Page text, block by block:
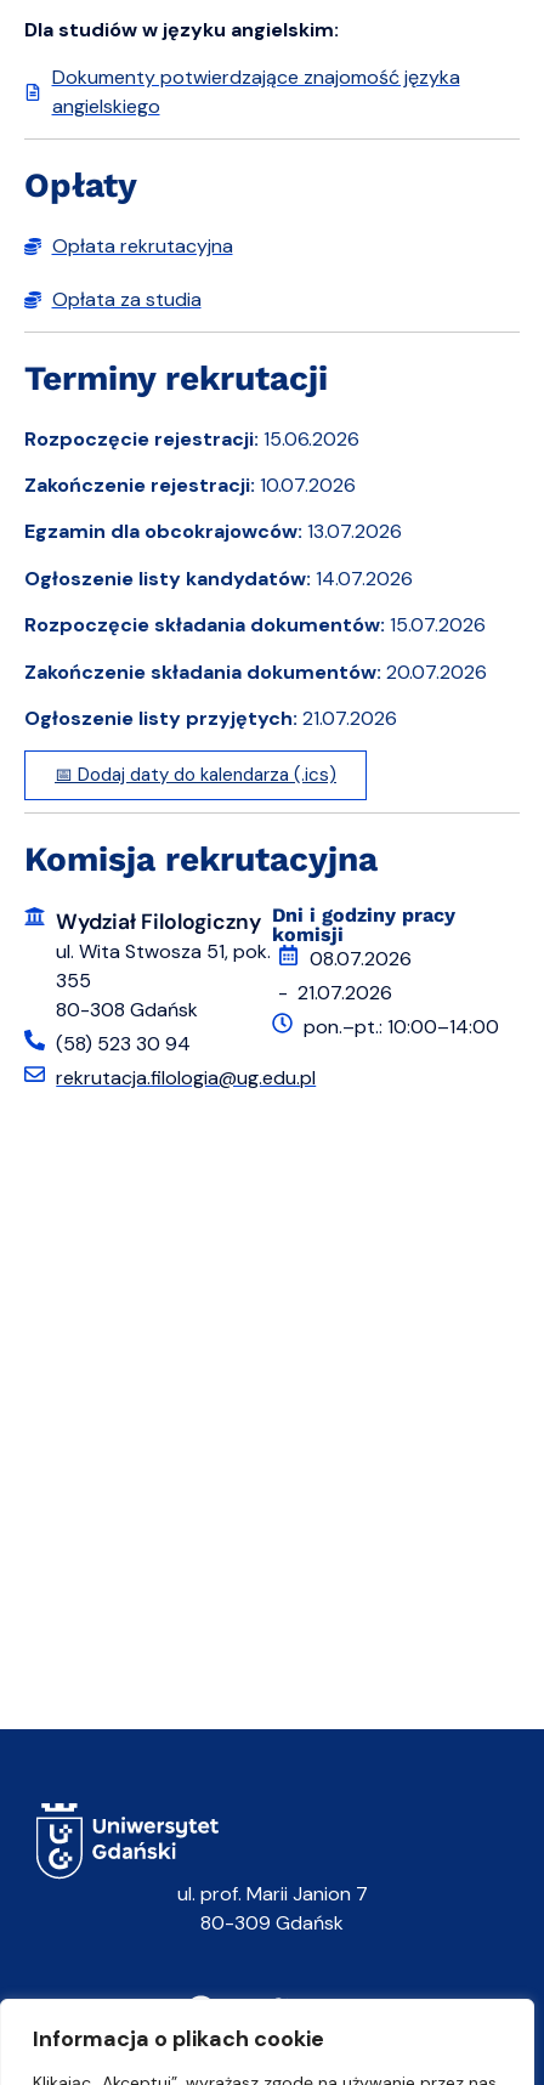
Informacja o plikach cookie
Dla studiów w języku angielskim:
Dokumenty potwierdzające znajomość języka
angielskiego
Opłaty
Opłata rekrutacyjna
Opłata za studia
Terminy rekrutacji
Rozpoczęcie rejestracji: 15.06.2026
Zakończenie rejestracji: 10.07.2026
Egzamin dla obcokrajowców: 13.07.2026
Ogłoszenie listy kandydatów: 14.07.2026
Rozpoczęcie składania dokumentów: 15.07.2026
Zakończenie składania dokumentów: 20.07.2026
Ogłoszenie listy przyjętych: 21.07.2026
📅 Dodaj daty do kalendarza (.ics)
Komisja rekrutacyjna
Wydział Filologiczny
ul. Wita Stwosza 51, pok.
355
80-308 Gdańsk
(58) 523 30 94
rekrutacja.filologia@ug.edu.pl
Dni i godziny pracy
komisji
08.07.2026
- 21.07.2026
pon.–pt.: 10:00–14:00
ul. prof. Marii Janion 7
80-309 Gdańsk